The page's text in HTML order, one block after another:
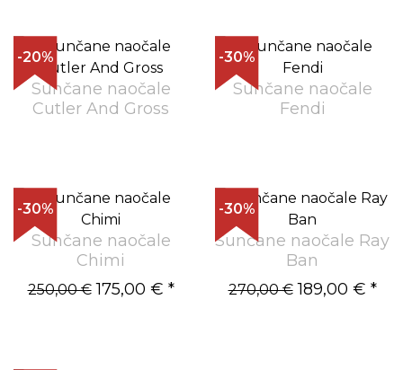
-20%
Sunčane naočale
Cutler And Gross
-30%
Sunčane naočale
Fendi
-30%
Sunčane naočale
Chimi
250,00 €175,00 € *
-30%
Sunčane naočale Ray
Ban
270,00 €189,00 € *